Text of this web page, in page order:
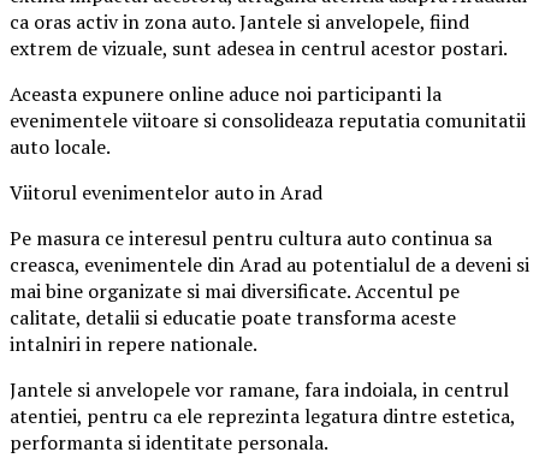
ca oras activ in zona auto. Jantele si anvelopele, fiind
extrem de vizuale, sunt adesea in centrul acestor postari.
Aceasta expunere online aduce noi participanti la
evenimentele viitoare si consolideaza reputatia comunitatii
auto locale.
Viitorul evenimentelor auto in Arad
Pe masura ce interesul pentru cultura auto continua sa
creasca, evenimentele din Arad au potentialul de a deveni si
mai bine organizate si mai diversificate. Accentul pe
calitate, detalii si educatie poate transforma aceste
intalniri in repere nationale.
Jantele si anvelopele vor ramane, fara indoiala, in centrul
atentiei, pentru ca ele reprezinta legatura dintre estetica,
performanta si identitate personala.